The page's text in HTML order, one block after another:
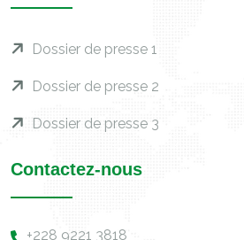
Dossier de presse 1
Dossier de presse 2
Dossier de presse 3
Contactez-nous
+228 9221 3818